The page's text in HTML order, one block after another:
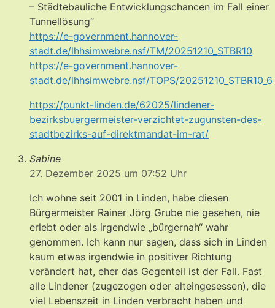
– Städtebauliche Entwicklungschancen im Fall einer
Tunnellösung“
https://e-government.hannover-
stadt.de/lhhsimwebre.nsf/TM/20251210_STBR10
https://e-government.hannover-
stadt.de/lhhsimwebre.nsf/TOPS/20251210_STBR10_6
https://punkt-linden.de/62025/lindener-
bezirksbuergermeister-verzichtet-zugunsten-des-
stadtbezirks-auf-direktmandat-im-rat/
Sabine
27. Dezember 2025 um 07:52 Uhr
Ich wohne seit 2001 in Linden, habe diesen
Bürgermeister Rainer Jörg Grube nie gesehen, nie
erlebt oder als irgendwie „bürgernah“ wahr
genommen. Ich kann nur sagen, dass sich in Linden
kaum etwas irgendwie in positiver Richtung
verändert hat, eher das Gegenteil ist der Fall. Fast
alle Lindener (zugezogen oder alteingesessen), die
viel Lebenszeit in Linden verbracht haben und